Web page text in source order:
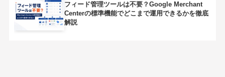
フィード管理ツールは不要？Google Merchant
Centerの標準機能でどこまで運用できるかを徹底
解説